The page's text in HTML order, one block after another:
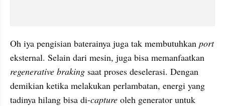
Oh iya pengisian baterainya juga tak membutuhkan port
regenerative braking saat proses deselerasi. Dengan
demikian ketika melakukan perlambatan, energi yang
tadinya hilang bisa di-capture oleh generator untuk